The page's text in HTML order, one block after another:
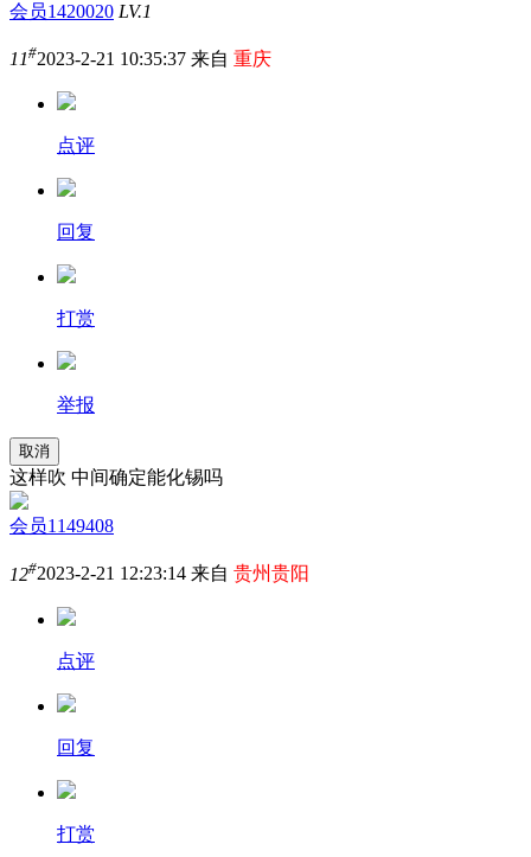
会员1420020 LV.1
11#2023-2-21 10:35:37 来自 重庆
点评
回复
打赏
举报
取消
这样吹 中间确定能化锡吗
会员1149408
12#2023-2-21 12:23:14 来自 贵州贵阳
点评
回复
打赏